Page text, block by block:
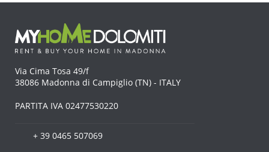
Via Cima Tosa 49/f
38086 Madonna di Campiglio (TN) - ITALY
PARTITA IVA 02477530220
+ 39 0465 507069